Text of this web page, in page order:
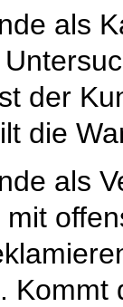
als
der
die
als